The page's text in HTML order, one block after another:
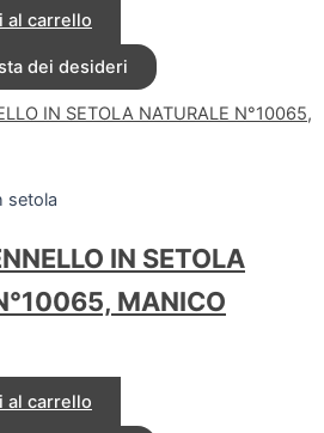
al carrello
dei desideri
setola
IN SETOLA
MANICO
al carrello